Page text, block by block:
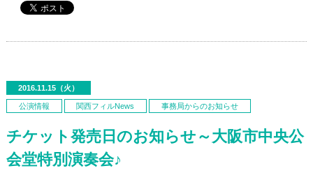
2016.11.15（火）
公演情報 関西フィルNews 事務局からのお知らせ
チケット発売日のお知らせ～大阪市中央公
会堂特別演奏会♪